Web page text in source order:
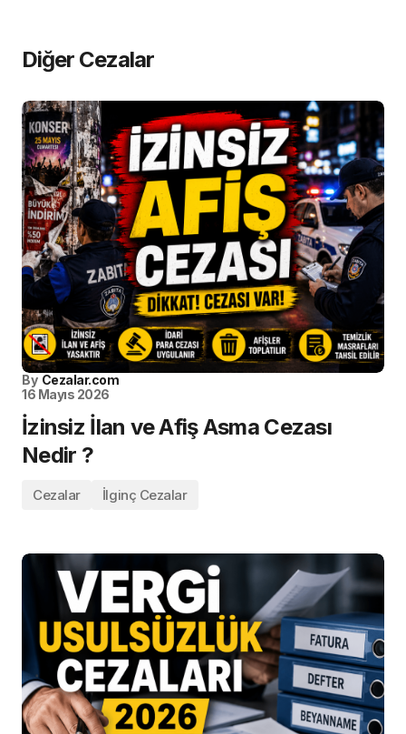
Diğer Cezalar
By Cezalar.com
16 Mayıs 2026
İzinsiz İlan ve Afiş Asma Cezası
Nedir ?
Cezalar İlginç Cezalar